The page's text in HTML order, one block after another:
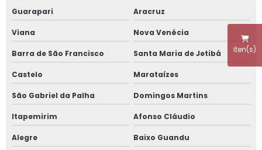
iten(s)
Fita cross
Ilha de frios para supermercado
Kit escrita
Merchandising para comércio
Pedestal de mesa
Guarapari Aracruz
Viana Nova Venécia
Barra de São Francisco Santa Maria de Jetibá
Castelo Marataízes
São Gabriel da Palha Domingos Martins
Itapemirim Afonso Cláudio
Alegre Baixo Guandu